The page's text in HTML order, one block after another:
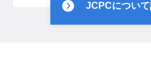
JCPCについ